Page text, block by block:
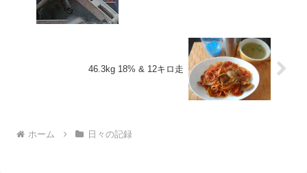
46.3kg 18% & 12キロ走
ホーム 日々の記録